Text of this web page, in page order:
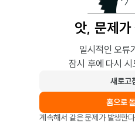
앗, 문제
일시적인 오류
잠시 후에 다시
새로고
홈으로
계속해서 같은 문제가 발생한